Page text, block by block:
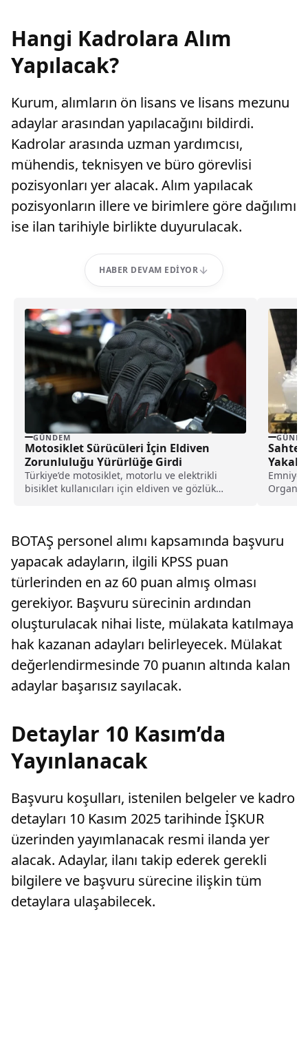
Hangi Kadrolara Alım
Yapılacak?
Kurum, alımların ön lisans ve lisans mezunu
adaylar arasından yapılacağını bildirdi.
Kadrolar arasında uzman yardımcısı,
mühendis, teknisyen ve büro görevlisi
pozisyonları yer alacak. Alım yapılacak
pozisyonların illere ve birimlere göre dağılımı
ise ilan tarihiyle birlikte duyurulacak.
HABER DEVAM EDIYOR
GÜNDEM
Motosiklet Sürücüleri İçin Eldiven
Zorunluluğu Yürürlüğe Girdi
Türkiye’de motosiklet, motorlu ve elektrikli
bisiklet kullanıcıları için eldiven ve gözlük
Sahte
Emniyet
BOTAŞ personel alımı kapsamında başvuru
yapacak adayların, ilgili KPSS puan
türlerinden en az 60 puan almış olması
gerekiyor. Başvuru sürecinin ardından
oluşturulacak nihai liste, mülakata katılmaya
hak kazanan adayları belirleyecek. Mülakat
değerlendirmesinde 70 puanın altında kalan
adaylar başarısız sayılacak.
Detaylar 10 Kasım’da
Yayınlanacak
Başvuru koşulları, istenilen belgeler ve kadro
detayları 10 Kasım 2025 tarihinde İŞKUR
üzerinden yayımlanacak resmi ilanda yer
alacak. Adaylar, ilanı takip ederek gerekli
bilgilere ve başvuru sürecine ilişkin tüm
detaylara ulaşabilecek.